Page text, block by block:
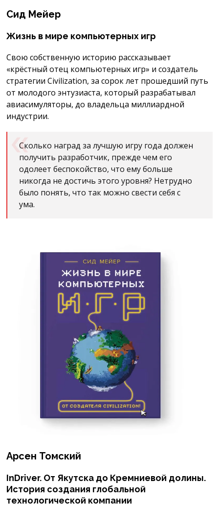
Сид Мейер
Жизнь в мире компьютерных игр
Свою собственную историю рассказывает
«крёстный отец компьютерных игр» и создатель
стратегии Civilization, за сорок лет прошедший путь
от молодого энтузиаста, который разрабатывал
авиасимуляторы, до владельца миллиардной
индустрии.
Сколько наград за лучшую игру года должен
получить разработчик, прежде чем его
одолеет беспокойство, что ему больше
никогда не достичь этого уровня? Нетрудно
было понять, что так можно свести себя с
ума.
Арсен Томский
InDriver. От Якутска до Кремниевой долины.
История создания глобальной
технологической компании